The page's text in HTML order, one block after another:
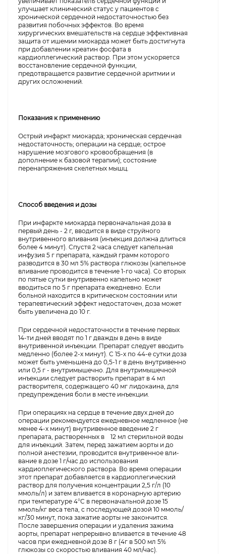
улучшает клинический статус у пациентов с
хронической сердечной недостаточностью без
развития побочных эффектов. Во время
хирургических вмешательств на сердце эффективная
защита от ишемии миокарда может быть достигнута
при добавлении креатин фосфата в
кардиоплегический раствор. При этом ускоряется
восстановление сердечной функции,
предотвращается развитие сердечной аритмии и
других осложнений.
Показания к применению
Острый инфаркт миокарда; хроническая сердечная
недостаточность; операции на сердце; острое
нарушение мозгового кровообращения (в
дополнение к базовой терапии); состояние
перенапряжения скелетных мышц.
Способ введения и дозы
При инфаркте миокарда первоначальная доза в
первый день - 2 г, вводится в виде струйного
внутривенного вливания (инъекция должна длиться
более 4 минут). Спустя 2 часа следует капельная
инфузия 5 г препарата, каждый грамм которого
разводится в 30 мл 5% раствора глюкозы (капельное
вливание проводится в течение 1-го часа). Со вторых
по пятые сутки внутривенно капельно может
вводиться по 5 г препарата ежедневно. Если
больной находится в критическом состоянии или
терапевтический эффект недостаточен, доза может
быть увеличена до 10 г.
При сердечной недостаточности в течение первых
14-ти дней вводят по 1 г дважды в день в виде
внутривенной инъекции. Препарат следует вводить
медленно (более 2-х минут). С 15-х по 44-е сутки доза
может быть уменьшена до 0,5-1 г в день внутривенно
или 0,5 г - внутримышечно. Для внутримышечной
инъекции следует растворить препарат в 4 мл
растворителя, содержащего 40 мг лидокаина, для
предупреждения боли в месте инъекции.
При операциях на сердце в течение двух дней до
операции рекомендуется ежедневное медленное (не
менее 4-х минут) внутривенное введение 2 г
препарата, растворенных в 12 мл стерильной воды
для инъекций. Затем, перед зажатием аорты и до
полной анестезии, проводится внутривенное вли­
вание в дозе 1 г/час до использования
кардиоплегического раствора. Во время операции
этот препарат добавляется в кардиоплегический
раствор для получения концентрации 2,5 г/л (10
ммоль/л) и затем вливается в коронарную артерию
при температуре 4°С в первоначальной дозе 15
ммоль/кг веса тела, с последующей дозой 10 ммоль/
кг/30 минут, пока зажатие аорты не закончится.
После завершения операции и удаления зажима
аорты, препарат непрерывно вливается в течение 48
часов при ежедневной дозе 8 г (4г в 500 мл 5%
глюкозы со скоростью вливания 40 мл/час).